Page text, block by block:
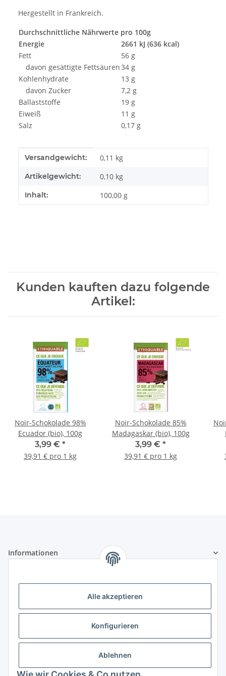
Alle akzeptieren
Konfigurieren
Ablehnen
Hergestellt in Frankreich.
Durchschnittliche Nährwerte pro 100g
Energie
2661 kJ (636 kcal)
Fett
56 g
davon gesättigte Fettsäuren34 g
Kohlenhydrate
13 g
davon Zucker
7,2 g
Ballaststoffe
19 g
Eiweiß
11 g
Salz
0,17 g
Produkteigenschaft
Wert
Versandgewicht: 0,11 kg
Artikelgewicht: 0,10 kg
Inhalt: 100,00 g
Kunden kauften dazu folgende
Artikel:
Noir-Schokolade 98%
Ecuador (bio), 100g
3,99 € *
39,91 € pro 1 kg
Noir-Schokolade 85%
Madagaskar (bio), 100g
3,99 € *
39,91 € pro 1 kg
Informationen
Zertifikate und Mitgliedschaften